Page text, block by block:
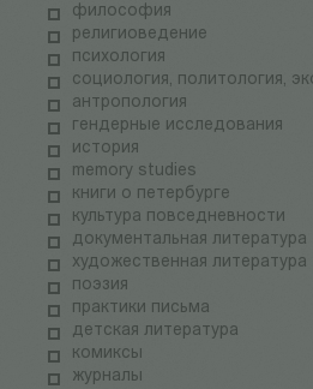
философия
религиоведение
психология
социология, политология,
антропология
гендерные исследования
история
memory studies
книги о петербурге
культура повседневности
документальная литература
художественная литература
поэзия
практики письма
детская литература
комиксы
журналы